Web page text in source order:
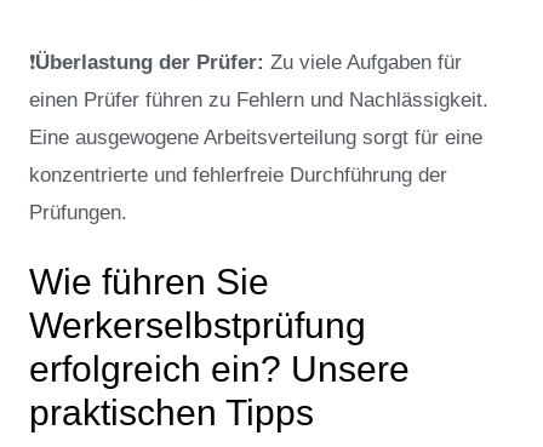
❗Überlastung der Prüfer: Zu viele Aufgaben für
einen Prüfer führen zu Fehlern und Nachlässigkeit.
Eine ausgewogene Arbeitsverteilung sorgt für eine
konzentrierte und fehlerfreie Durchführung der
Prüfungen.
Wie führen Sie
Werkerselbstprüfung
erfolgreich ein? Unsere
praktischen Tipps